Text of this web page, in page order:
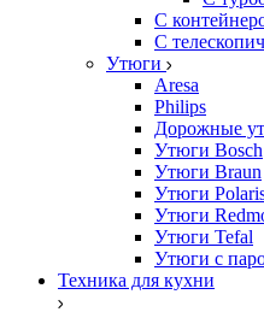
С
С
Утюги
Aresa
Philips
Дорожные
Утюги Bosch
Утюги Braun
Утюги
Утюги
Утюги Tefal
Утюги с
Техника для кухни